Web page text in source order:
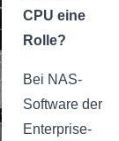
CPU eine
Rolle?
Bei NAS-
Software der
Enterprise-